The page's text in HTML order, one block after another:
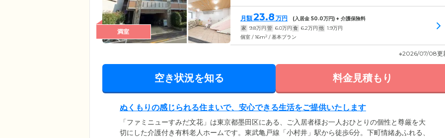
満室
月額23.8 万円 (入居金 50.0万円) + 介護保険料
家 9.8万円 管 6.0万円 食 6.2万円 他 1.9万円
個室 / 16m2 / 基本プラン
※2026/07/08更
空き状況を知る 料金見積もり
ぬくもりの感じられる住まいで、安心できる生活をご提供いたします
「ファミニューすみだ文花」は東京都墨田区にある、ご入居者様お一人おひとりの個性と尊厳を大
切にした介護付き有料老人ホームです。東武亀戸線「小村井」駅から徒歩6分。下町情緒あふれる、